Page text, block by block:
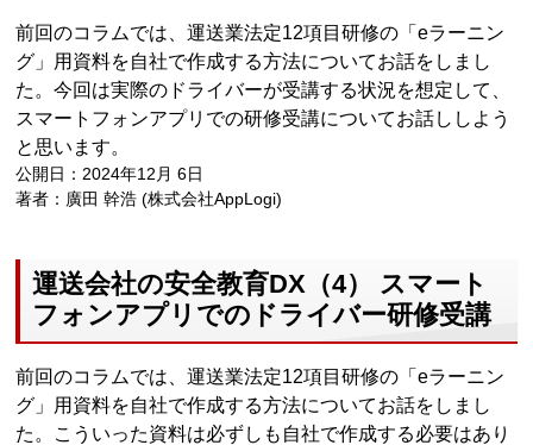
前回のコラムでは、運送業法定12項目研修の「eラーニン
グ」用資料を自社で作成する方法についてお話をしまし
た。今回は実際のドライバーが受講する状況を想定して、
スマートフォンアプリでの研修受講についてお話ししよう
と思います。
公開日：2024年12月 6日
著者：廣田 幹浩 (株式会社AppLogi)
運送会社の安全教育DX（4） スマート
フォンアプリでのドライバー研修受講
前回のコラムでは、運送業法定12項目研修の「eラーニン
グ」用資料を自社で作成する方法についてお話をしまし
た。こういった資料は必ずしも自社で作成する必要はあり